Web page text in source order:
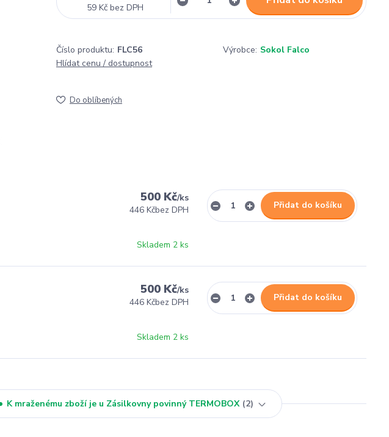
59 Kč bez DPH
Číslo produktu: FLC56 Výrobce: Sokol Falco
Hlídat cenu / dostupnost
Do oblíbených
500 Kč/ks
446 Kčbez DPH
Skladem 2 ks
Přidat do košíku
500 Kč/ks
446 Kčbez DPH
Skladem 2 ks
Přidat do košíku
K mraženému zboží je u Zásilkovny povinný TERMOBOX 2